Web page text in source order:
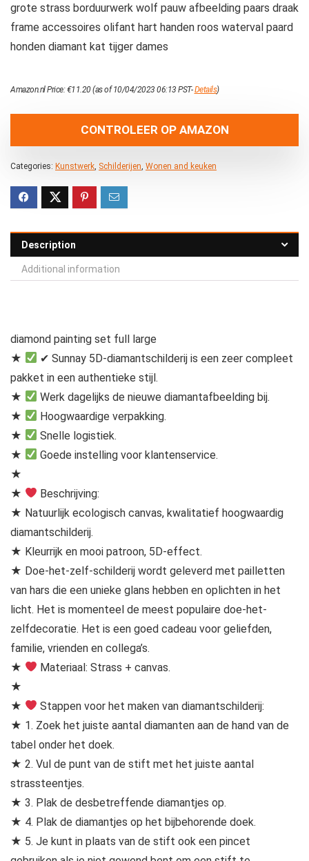
grote strass borduurwerk wolf pauw afbeelding paars draak
frame accessoires olifant hart handen roos waterval paard
honden diamant kat tijger dames
Amazon.nl Price:€11.20(as of 10/04/2023 06:13 PST-Details)
CONTROLEER OP AMAZON
Categories: Kunstwerk Schilderijen Wonen and keuken
Description
Additional information
diamond painting set full large
★
✔ Sunnay 5D-diamantschilderij is een zeer compleet
pakket in een authentieke stijl.
★
Werk dagelijks de nieuwe diamantafbeelding bij.
★
Hoogwaardige verpakking.
★
Snelle logistiek.
★
Goede instelling voor klantenservice.
★
★
Beschrijving:
★ Natuurlijk ecologisch canvas, kwalitatief hoogwaardig
diamantschilderij.
★ Kleurrijk en mooi patroon, 5D-effect.
★ Doe-het-zelf-schilderij wordt geleverd met pailletten
van hars die een unieke glans hebben en oplichten in het
licht. Het is momenteel de meest populaire doe-het-
zelfdecoratie. Het is een goed cadeau voor geliefden,
familie, vrienden en collega’s.
★
Materiaal: Strass + canvas.
★
★
Stappen voor het maken van diamantschilderij:
★ 1. Zoek het juiste aantal diamanten aan de hand van de
tabel onder het doek.
★ 2. Vul de punt van de stift met het juiste aantal
strassteentjes.
★ 3. Plak de desbetreffende diamantjes op.
★ 4. Plak de diamantjes op het bijbehorende doek.
★ 5. Je kunt in plaats van de stift ook een pincet